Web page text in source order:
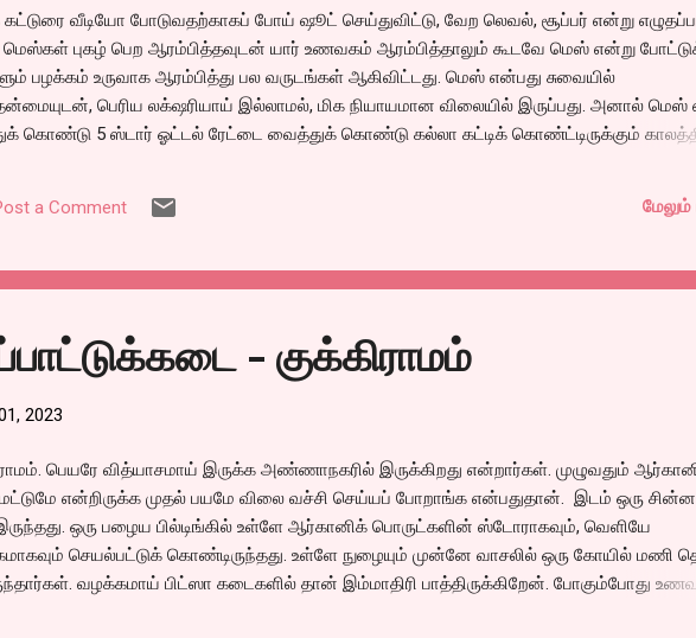
வீடியோ போடுவதற்காகப் போய் ஷூட் செய்துவிட்டு, வேற லெவல், சூப்பர் என்று
புகழ் பெற ஆரம்பித்தவுடன் யார் உணவகம் ஆரம்பித்தாலும் கூடவே மெஸ் என்று
பழக்கம் உருவாக ஆரம்பித்து பல வருடங்கள் ஆகிவிட்டது. மெஸ் என்பது சுவையில்
பெரிய லக்‌ஷரியாய் இல்லாமல், மிக நியாயமான விலையில் இருப்பது. அனால் மெஸ்
கொண்டு 5 ஸ்டார் ஓட்டல் ரேட்டை வைத்துக் கொண்டு கல்லா கட்டிக் கொண்ட்டிருக்கும்
போவதாய் சொன்னவுடன் ஆச்சர்யமாய்த்தான் இருந்தது. முதல் நாள் போன போது
கூட்டம் விருந்தினர்கள் பல பேர் வந்திருந்தார்கள். நிறைய அயிட்டங்களை வரிசைப்படுத்தி
குடல் குழம்பை அத்தனை சுவையாய் கொடுத்திருந்தார்கள். செஃப் ஹரி நாமக்கல்காரர்.
a Comment மேலும்
- குக்கிராமம்
2023
பெயரே வித்யாசமாய் இருக்க அண்ணாநகரில் இருக்கிறது என்றார்கள். முழுவதும்
என்றிருக்க முதல் பயமே விலை வச்சி செய்யப் போறாங்க என்பதுதான். இடம் ஒரு சின்ன
ஒரு பழைய பில்டிங்கில் உள்ளே ஆர்கானிக் பொருட்களின் ஸ்டோராகவும், வெளியே
செயல்பட்டுக் கொண்டிருந்தது. உள்ளே நுழையும் முன்னே வாசலில் ஒரு கோயில் மணி
வழக்கமாய் பிட்ஸா கடைகளில் தான் இம்மாதிரி பாத்திருக்கிறேன். போகும்போது